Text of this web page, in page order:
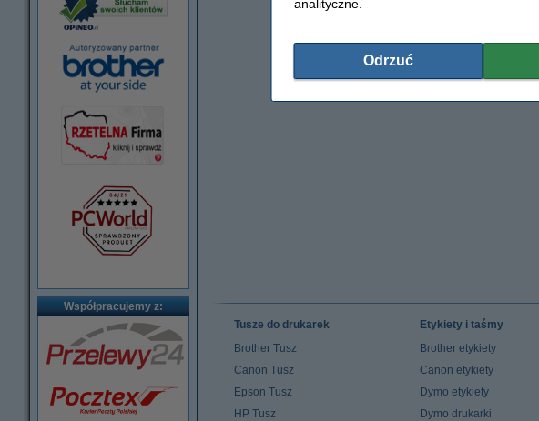
Współpracujemy z:
Tusze do drukarek
Brother Tusz
Canon Tusz
Epson Tusz
HP Tusz
Etykiety i taśmy
Brother etykiety
Canon etykiety
Dymo etykiety
Dymo drukarki
analityczne.
Odrzuć